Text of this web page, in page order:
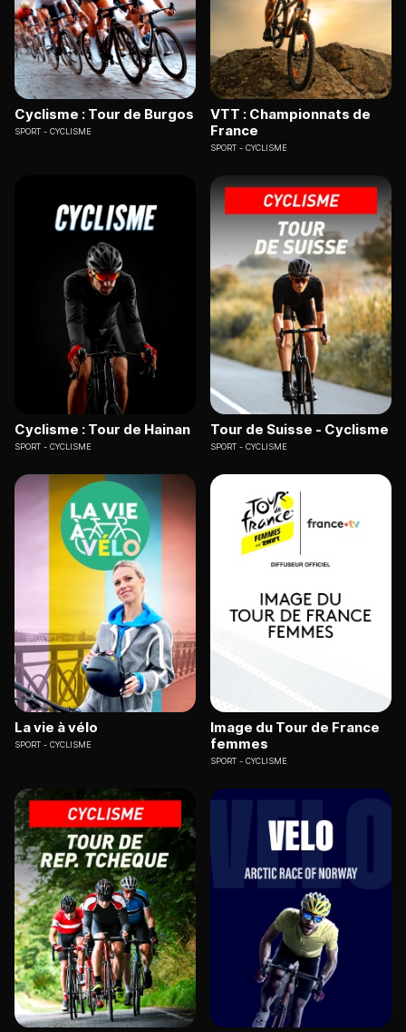
Cyclisme : Tour de Burgos
SPORT CYCLISME
VTT : Championnats de
France
SPORT CYCLISME
Cyclisme : Tour de Hainan
SPORT CYCLISME
Tour de Suisse - Cyclisme
SPORT CYCLISME
La vie à vélo
SPORT CYCLISME
Image du Tour de France
femmes
SPORT CYCLISME